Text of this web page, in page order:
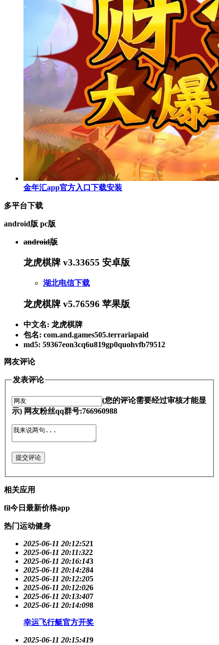
金年汇app官方入口下载安装
多平台下载
android版 pc版
android版
龙虎棋牌 v3.33655 安卓版
湖北电信下载
龙虎棋牌 v5.76596 苹果版
中文名: 龙虎棋牌
包名: com.and.games505.terrariapaid
md5: 59367eon3cq6u819gp0quohvfb79512
网友评论
发表评论
(您的评论需要经过审核才能显
示) 网友粉丝qq群号:766960988
提交评论
相关应用
fil今日最新价格app
热门运动健身
2025-06-11 20:12:521
2025-06-11 20:11:322
2025-06-11 20:16:143
2025-06-11 20:14:284
2025-06-11 20:12:205
2025-06-11 20:12:026
2025-06-11 20:13:407
2025-06-11 20:14:098
幸运飞行艇官方开奖
2025-06-11 20:15:419